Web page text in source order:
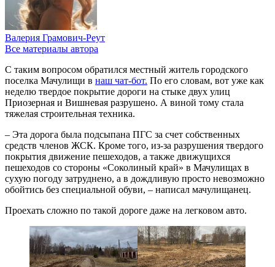
Валерия Грамович-Реут
Все материалы автора
С таким вопросом обратился местный житель городского
поселка Мачулищи в наш чат-бот. По его словам, вот уже как
неделю твердое покрытие дороги на стыке двух улиц
Приозерная и Вишневая разрушено. А виной тому стала
тяжелая строительная техника.
– Эта дорога была подсыпана ПГС за счет собственных
средств членов ЖСК. Кроме того, из-за разрушения твердого
покрытия движение пешеходов, а также движущихся
пешеходов со стороны «Соколиный край» в Мачулищах в
сухую погоду затруднено, а в дождливую просто невозможно
обойтись без специальной обуви, – написал мачулищанец.
Проехать сложно по такой дороге даже на легковом авто.